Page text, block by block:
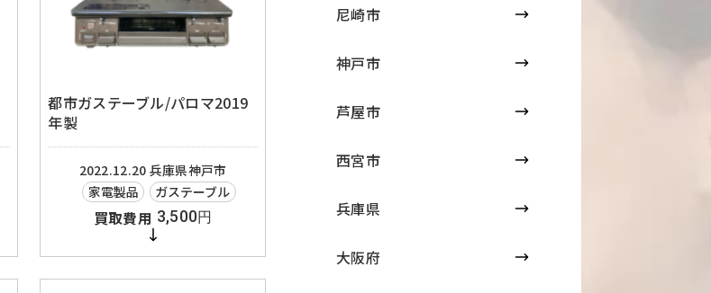
都市ガステーブル/パロマ2019
年製
2022.12.20 兵庫県神戸市
家電製品
ガステーブル
3,500円
尼崎市
神戸市
芦屋市
西宮市
兵庫県
大阪府